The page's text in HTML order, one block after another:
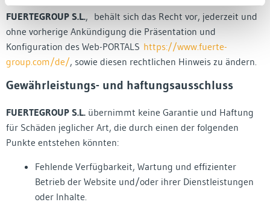
FUERTEGROUP S.L., behält sich das Recht vor, jederzeit und
ohne vorherige Ankündigung die Präsentation und
Konfiguration des Web-PORTALS https://www.fuerte-
group.com/de/, sowie diesen rechtlichen Hinweis zu ändern.
Gewährleistungs- und haftungsausschluss
FUERTEGROUP S.L. übernimmt keine Garantie und Haftung
für Schäden jeglicher Art, die durch einen der folgenden
Punkte entstehen könnten:
Fehlende Verfügbarkeit, Wartung und effizienter
Betrieb der Website und/oder ihrer Dienstleistungen
oder Inhalte.